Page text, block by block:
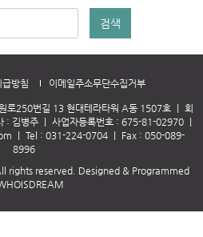
검색
급방침 이메일주소무단수집거부
로250번길 13 현대테라타워 A동 1507호 ｜ 회
: 김병주 ｜ 사업자등록번호 : 675-81-02970 ｜
｜ Tel : 031-224-0704 ｜ Fax : 050-089-
8996
rights reserved. Designed & Programmed